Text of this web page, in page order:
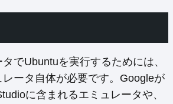
でUbuntuを実行するためには、
レータ自体が必要です。Googleが
に含まれるエミュレータや、